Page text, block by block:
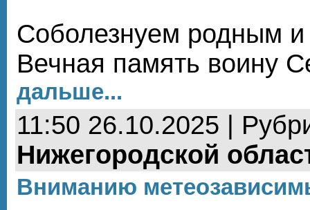
Соболезнуем родным и
Вечная память воину
дальше...
11:50 26.10.2025 |
Нижегородской
Вниманию